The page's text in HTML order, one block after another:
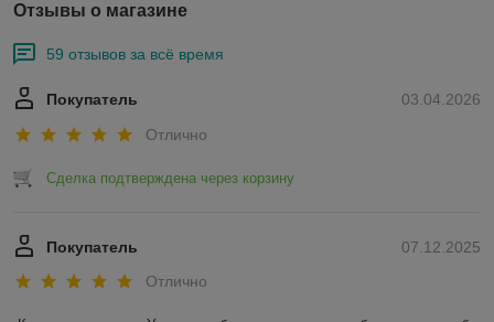
Отзывы о магазине
59 отзывов за всё время
03.04.2026
Покупатель
Отлично
Сделка подтверждена через корзину
07.12.2025
Покупатель
Отлично